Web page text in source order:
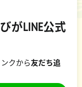
がLINE公式
クから友だち追